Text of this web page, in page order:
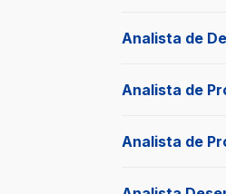
Analista de
Analista de
Analista de